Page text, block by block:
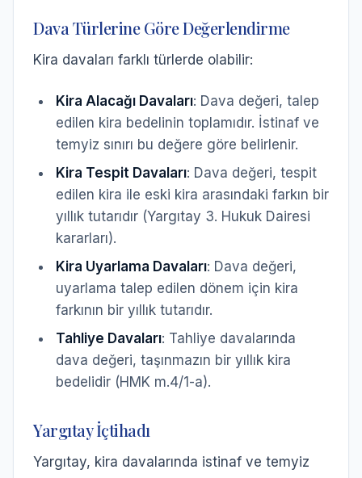
Dava Türlerine Göre Değerlendirme
Kira davaları farklı türlerde olabilir:
Kira Alacağı Davaları: Dava değeri, talep
edilen kira bedelinin toplamıdır. İstinaf ve
temyiz sınırı bu değere göre belirlenir.
Kira Tespit Davaları: Dava değeri, tespit
edilen kira ile eski kira arasındaki farkın bir
yıllık tutarıdır (Yargıtay 3. Hukuk Dairesi
kararları).
Kira Uyarlama Davaları: Dava değeri,
uyarlama talep edilen dönem için kira
farkının bir yıllık tutarıdır.
Tahliye Davaları: Tahliye davalarında
dava değeri, taşınmazın bir yıllık kira
bedelidir (HMK m.4/1-a).
Yargıtay İçtihadı
Yargıtay, kira davalarında istinaf ve temyiz